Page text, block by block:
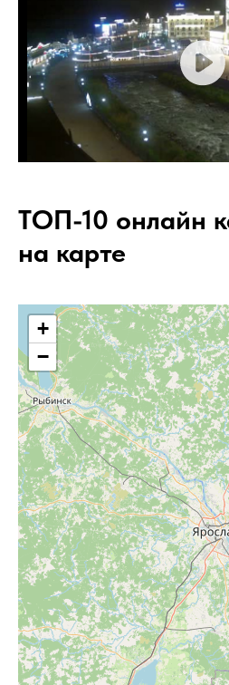
ТОП-10 онлайн
на карте
+
−